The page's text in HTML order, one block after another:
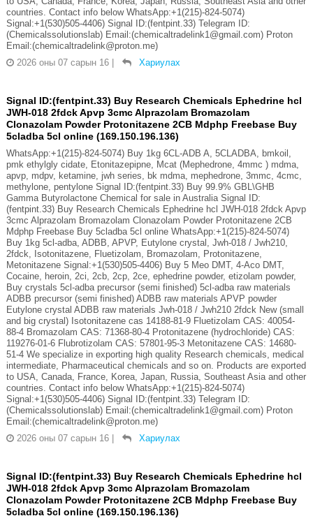
countries. Contact info below WhatsApp:+1(215)-824-5074)
Signal:+1(530)505-4406) Signal ID:(fentpint.33) Telegram ID:
(Chemicalssolutionslab) Email:(chemicaltradelink1@gmail.com) Proton
Email:(chemicaltradelink@proton.me)
2026 оны 07 сарын 16
Хариулах
Signal ID:(fentpint.33) Buy Research Chemicals Ephedrine hcl
JWH-018 2fdck Apvp 3cmc Alprazolam Bromazolam
Clonazolam Powder Protonitazene 2CB Mdphp Freebase Buy
5cladba 5cl online (169.150.196.136)
WhatsApp:+1(215)-824-5074) Buy 1kg 6CL-ADB A, 5CLADBA, bmkoil,
pmk ethylgly cidate, Etonitazepipne, Mcat (Mephedrone, 4mmc ) mdma,
apvp, mdpv, ketamine, jwh series, bk mdma, mephedrone, 3mmc, 4cmc,
methylone, pentylone Signal ID:(fentpint.33) Buy 99.9% GBL\GHB
Gamma Butyrolactone Chemical for sale in Australia Signal ID:
(fentpint.33) Buy Research Chemicals Ephedrine hcl JWH-018 2fdck Apvp
3cmc Alprazolam Bromazolam Clonazolam Powder Protonitazene 2CB
Mdphp Freebase Buy 5cladba 5cl online WhatsApp:+1(215)-824-5074)
Buy 1kg 5cl-adba, ADBB, APVP, Eutylone crystal, Jwh-018 / Jwh210,
2fdck, Isotonitazene, Fluetizolam, Bromazolam, Protonitazene,
Metonitazene Signal:+1(530)505-4406) Buy 5 Meo DMT, 4-Aco DMT,
Cocaine, heroin, 2ci, 2cb, 2cp, 2ce, ephedrine powder, etizolam powder,
Buy crystals 5cl-adba precursor (semi finished) 5cl-adba raw materials
ADBB precursor (semi finished) ADBB raw materials APVP powder
Eutylone crystal ADBB raw materials Jwh-018 / Jwh210 2fdck New (small
and big crystal) Isotonitazene cas 14188-81-9 Fluetizolam CAS: 40054-
88-4 Bromazolam CAS: 71368-80-4 Protonitazene (hydrochloride) CAS:
119276-01-6 Flubrotizolam CAS: 57801-95-3 Metonitazene CAS: 14680-
51-4 We specialize in exporting high quality Research chemicals, medical
intermediate, Pharmaceutical chemicals and so on. Products are exported
to USA, Canada, France, Korea, Japan, Russia, Southeast Asia and other
countries. Contact info below WhatsApp:+1(215)-824-5074)
Signal:+1(530)505-4406) Signal ID:(fentpint.33) Telegram ID:
(Chemicalssolutionslab) Email:(chemicaltradelink1@gmail.com) Proton
Email:(chemicaltradelink@proton.me)
2026 оны 07 сарын 16
Хариулах
Signal ID:(fentpint.33) Buy Research Chemicals Ephedrine hcl
JWH-018 2fdck Apvp 3cmc Alprazolam Bromazolam
Clonazolam Powder Protonitazene 2CB Mdphp Freebase Buy
5cladba 5cl online (169.150.196.136)